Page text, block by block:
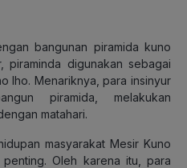
bangunan piramida kuno
piraminda digunakan sebagai
lho. Menariknya, para insinyur
piramida, melakukan
matahari.
masyarakat Mesir Kuno
Oleh karena itu, para